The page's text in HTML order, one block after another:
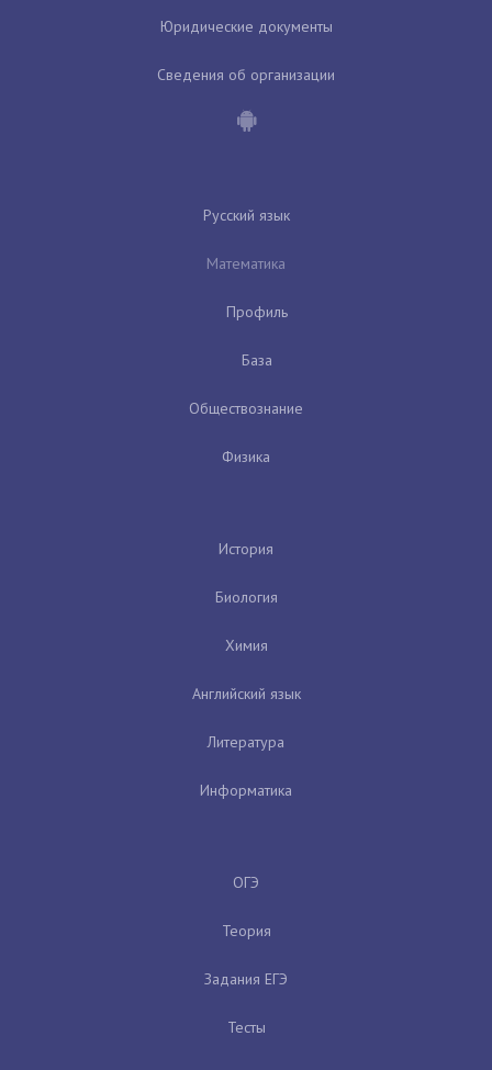
Юридические документы
Сведения об организации
Русский язык
Математика
Профиль
База
Обществознание
Физика
История
Биология
Химия
Английский язык
Литература
Информатика
ОГЭ
Теория
Задания ЕГЭ
Тесты